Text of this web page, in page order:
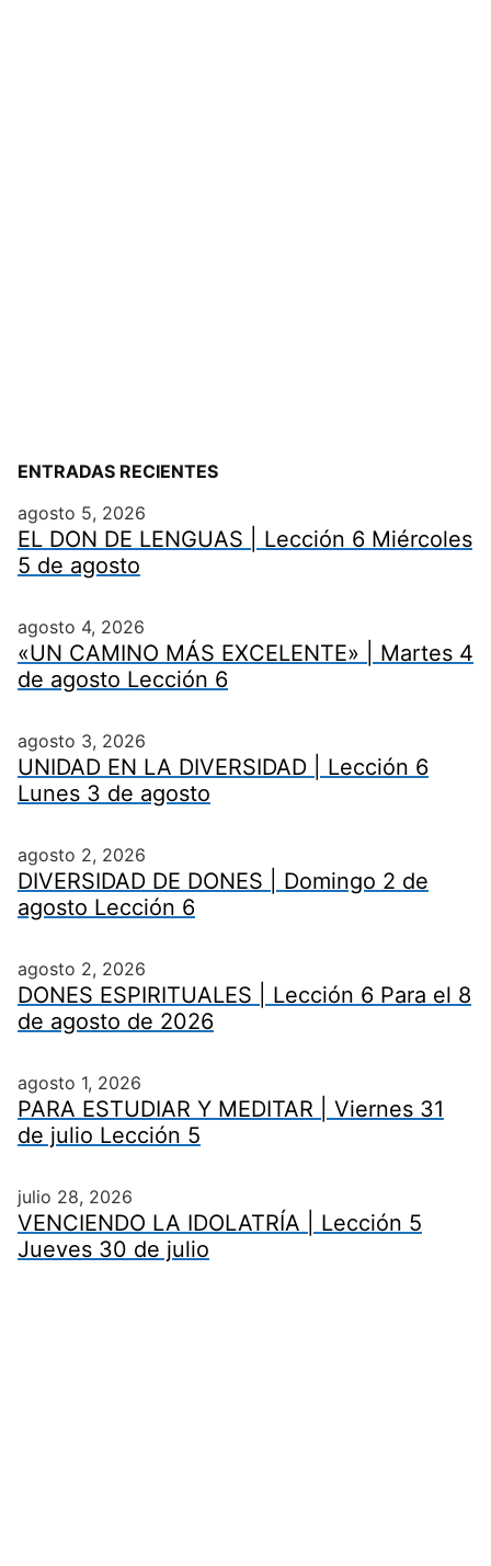
ENTRADAS RECIENTES
agosto 5, 2026
EL DON DE LENGUAS | Lección 6 Miércoles
5 de agosto
agosto 4, 2026
«UN CAMINO MÁS EXCELENTE» | Martes 4
de agosto Lección 6
agosto 3, 2026
UNIDAD EN LA DIVERSIDAD | Lección 6
Lunes 3 de agosto
agosto 2, 2026
DIVERSIDAD DE DONES | Domingo 2 de
agosto Lección 6
agosto 2, 2026
DONES ESPIRITUALES | Lección 6 Para el 8
de agosto de 2026
agosto 1, 2026
PARA ESTUDIAR Y MEDITAR | Viernes 31
de julio Lección 5
julio 28, 2026
VENCIENDO LA IDOLATRÍA | Lección 5
Jueves 30 de julio